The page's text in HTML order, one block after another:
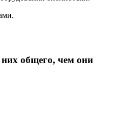
общего, чем они